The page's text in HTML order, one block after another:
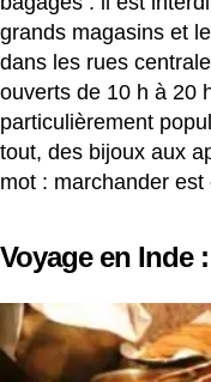
grands magasins et
dans les rues
ouverts de 10 h à 20
particulièrement
tout, des bijoux aux
mot : marchander est
Voyage en Inde